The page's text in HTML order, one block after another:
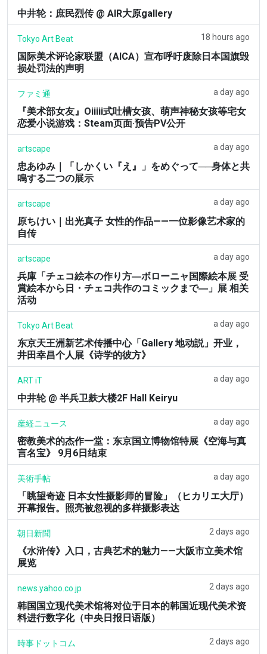
中井轮：庶民烈传 @ AIR大原gallery
Tokyo Art Beat 18 hours ago
国际美术评论家联盟（AICA）宣布呼吁废除日本国旗毁
损处罚法的声明
ファミ通 a day ago
『美术部女友』Oiiiii式吐槽女孩、萌声神秘女孩等宅女
恋爱小说游戏：Steam页面·预告PV公开
artscape a day ago
忠あゆみ｜「しかくい『え』」をめぐって──身体と共
鳴する二つの展示
artscape a day ago
原ちけい｜出光真子 女性的作品——一位影像艺术家的
自传
artscape a day ago
兵庫「チェコ絵本の作り方―ボローニャ国際絵本展 受
賞絵本から日・チェコ共作のコミックまで―」展 相关
活动
Tokyo Art Beat a day ago
东京天王洲新艺术传播中心「Gallery 地动説」开业，
井田幸昌个人展《诗学的彼方》
ART iT a day ago
中井轮 @ 半兵卫麸大楼2F Hall Keiryu
産経ニュース a day ago
密教美术的杰作一堂：东京国立博物馆特展《空海与真
言名宝》 9月6日结束
美術手帖 a day ago
「眺望奇迹 日本女性摄影师的冒险」（ヒカリエ大厅）
开幕报告。照亮被忽视的多样摄影表达
朝日新聞 2 days ago
《水浒传》入口，古典艺术的魅力——大阪市立美术馆
展览
news.yahoo.co.jp 2 days ago
韩国国立现代美术馆将对位于日本的韩国近现代美术资
料进行数字化（中央日报日语版）
時事ドットコム 2 days ago